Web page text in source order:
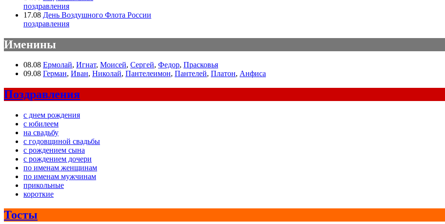
поздравления
17.08 День Воздушного Флота России
поздравления
Именины
08.08 Ермолай, Игнат, Моисей, Сергей, Федор, Прасковья
09.08 Герман, Иван, Николай, Пантелеимон, Пантелей, Платон, Анфиса
Поздравления
с днем рождения
с юбилеем
на свадьбу
с годовщиной свадьбы
с рождением сына
с рождением дочери
по именам женщинам
по именам мужчинам
прикольные
короткие
Тосты